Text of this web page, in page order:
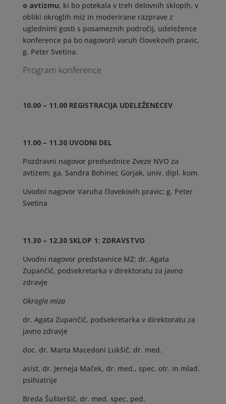
o avtizmu, ki bo potekala v treh delovnih sklopih, v
obliki okroglih miz in moderirane razprave z
uglednimi gosti s posameznih področij, udeležence
konference pa bo nagovoril varuh človekovih pravic,
g. Peter Svetina.
Program konference
10.00 – 11.00 REGISTRACIJA UDELEŽENECEV
11.00 – 11.30 UVODNI DEL
Pozdravni nagovor predsednice Zveze NVO za
avtizem: ga. Sandra Bohinec Gorjak, univ. dipl. kom.
Uvodni nagovor Varuha človekovih pravic: g. Peter
Svetina
11.30 – 12.30 SKLOP 1: ZDRAVSTVO
Uvodni nagovor predstavnice MZ: dr. Agata
Zupančič, podsekretarka v direktoratu za javno
zdravje
Okrogla miza
dr. Agata Zupančič, podsekretarka v direktoratu za
javno zdravje
doc. dr. Marta Macedoni Lukšič, dr. med.
asist. dr. Jerneja Maček, dr. med., spec. otr. in mlad.
psihiatrije
Breda Šušteršič, dr. med. spec. ped.